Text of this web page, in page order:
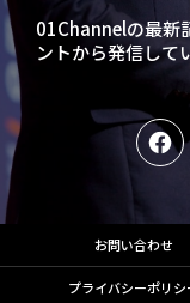
01Channelの最新
ントから発信して
お問い合わせ
プライバシーポリシ